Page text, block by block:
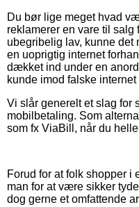
Du bør lige meget hvad
reklamerer en vare til salg
ubegribelig lav, kunne
en uoprigtig internet
dækket ind under en
kunde imod falske internet
Vi slår generelt et slag for
mobilbetaling. Som
som fx ViaBill, når du
Forud for at folk shopper i
man for at være sikker
dog gerne et omfattende